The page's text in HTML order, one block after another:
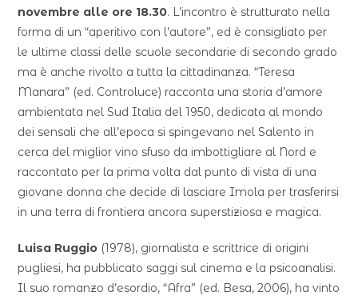
novembre alle ore 18.30. L’incontro è strutturato nella
forma di un “aperitivo con l’autore”, ed è consigliato per
le ultime classi delle scuole secondarie di secondo grado
ma è anche rivolto a tutta la cittadinanza. “Teresa
Manara” (ed. Controluce) racconta una storia d’amore
ambientata nel Sud Italia del 1950, dedicata al mondo
dei sensali che all’epoca si spingevano nel Salento in
cerca del miglior vino sfuso da imbottigliare al Nord e
raccontato per la prima volta dal punto di vista di una
giovane donna che decide di lasciare Imola per trasferirsi
in una terra di frontiera ancora superstiziosa e magica.
Luisa Ruggio (1978), giornalista e scrittrice di origini
pugliesi, ha pubblicato saggi sul cinema e la psicoanalisi.
Il suo romanzo d’esordio, “Afra” (ed. Besa, 2006), ha vinto